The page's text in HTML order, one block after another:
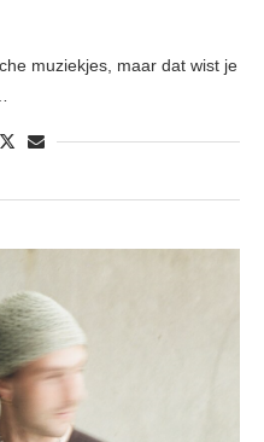
muziekjes, maar dat wist je